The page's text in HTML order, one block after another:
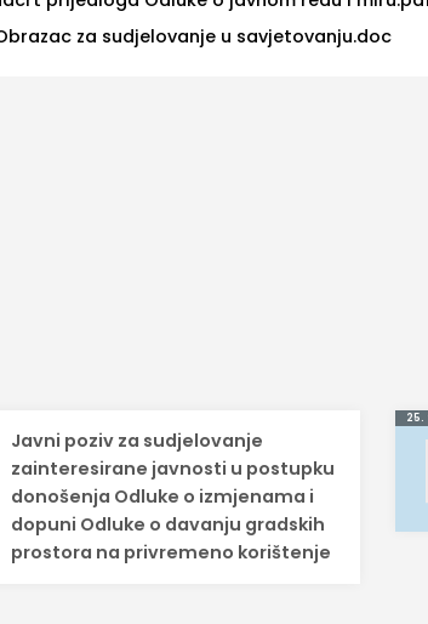
za sudjelovanje u savjetovanju.doc
Javni poziv za sudjelovanje
zainteresirane javnosti u postupku
donošenja Odluke o izmjenama i
dopuni Odluke o davanju gradskih
prostora na privremeno korištenje
25.